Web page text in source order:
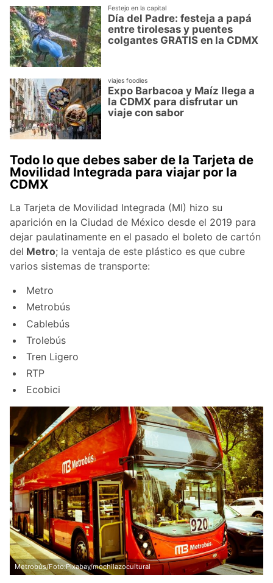
Festejo en la capital
Día del Padre: festeja a papá
entre tirolesas y puentes
colgantes GRATIS en la CDMX
viajes foodies
Expo Barbacoa y Maíz llega a
la CDMX para disfrutar un
viaje con sabor
Todo lo que debes saber de la Tarjeta de
Movilidad Integrada para viajar por la
CDMX
La Tarjeta de Movilidad Integrada (MI) hizo su
aparición en la Ciudad de México desde el 2019 para
dejar paulatinamente en el pasado el boleto de cartón
del Metro; la ventaja de este plástico es que cubre
varios sistemas de transporte:
Metro
Metrobús
Cablebús
Trolebús
Tren Ligero
RTP
Ecobici
Metrobús/Foto:Pixabay/mochilazocultural